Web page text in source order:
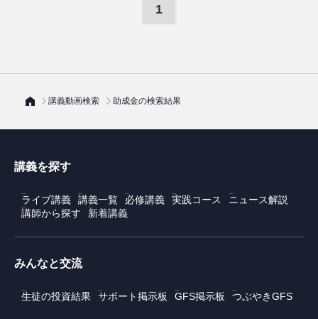
1
講義動画検索 助成金の検索結果
講義を探す
ライブ講義 講義一覧 必修講義 実践コース
ニュース解説
講師から探す
新着講義
みんなと交流
生徒の投資結果 サポート掲示板 GFS掲示板 つぶやきGFS